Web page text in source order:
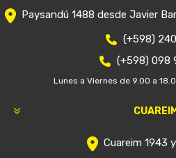
Paysandú 1488 desde Javier
(+598)
(+598) 098
Lunes a Viernes de 9.00 a
Cuareim 1943